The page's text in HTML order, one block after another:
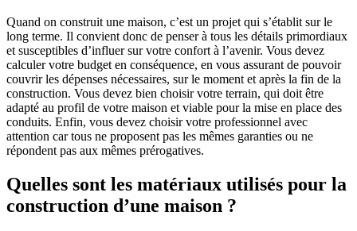
Quand on construit une maison, c’est un projet qui s’établit sur le
long terme. Il convient donc de penser à tous les détails primordiaux
et susceptibles d’influer sur votre confort à l’avenir. Vous devez
calculer votre budget en conséquence, en vous assurant de pouvoir
couvrir les dépenses nécessaires, sur le moment et après la fin de la
construction. Vous devez bien choisir votre terrain, qui doit être
adapté au profil de votre maison et viable pour la mise en place des
conduits. Enfin, vous devez choisir votre professionnel avec
attention car tous ne proposent pas les mêmes garanties ou ne
répondent pas aux mêmes prérogatives.
Quelles sont les matériaux utilisés pour la
construction d’une maison ?